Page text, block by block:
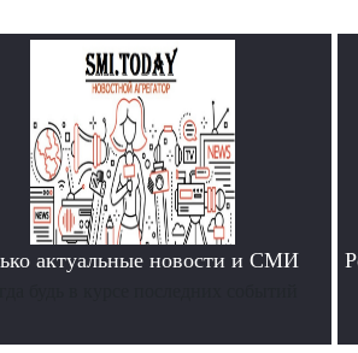
актуальные новости и СМИ